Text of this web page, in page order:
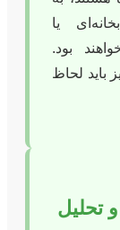
یا
بود.
باید لحاظ
تحلیل